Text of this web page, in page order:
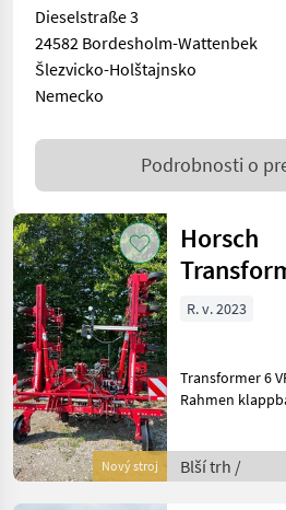
Dieselstraße 3
24582 Bordesholm-Wattenbek
Šlezvicko-Holštajnsko
Nemecko
Podrobnosti o
Nový stroj
Horsch
R. v. 2023
Transformer 6
Rahmen
Beleuchtung
Blší trh /